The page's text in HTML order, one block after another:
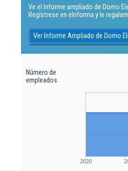
Ve el Informe ampliado de Domo
Regístrese en eInforma y le
Ver Informe Ampliado de Domo
Número de
empleados
2020